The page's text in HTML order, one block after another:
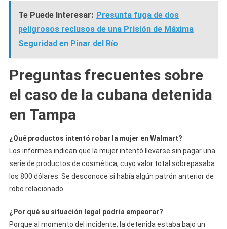
Te Puede Interesar: Presunta fuga de dos
peligrosos reclusos de una Prisión de Máxima
Seguridad en Pinar del Río
Preguntas frecuentes sobre
el caso de la cubana detenida
en Tampa
¿Qué productos intentó robar la mujer en Walmart?
Los informes indican que la mujer intentó llevarse sin pagar una
serie de productos de cosmética, cuyo valor total sobrepasaba
los 800 dólares. Se desconoce si había algún patrón anterior de
robo relacionado.
¿Por qué su situación legal podría empeorar?
Porque al momento del incidente, la detenida estaba bajo un